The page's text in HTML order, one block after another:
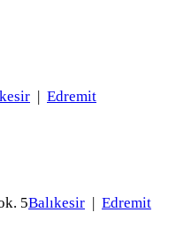
| Edremit
5Balıkesir | Edremit